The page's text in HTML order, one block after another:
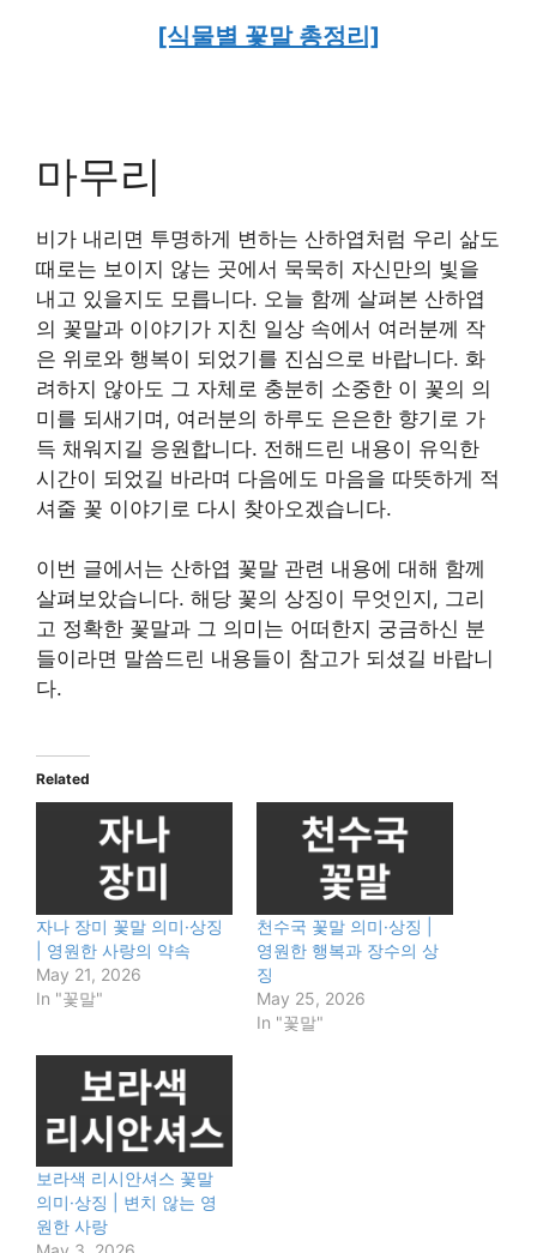
[식물별 꽃말 총정리]
마무리
비가 내리면 투명하게 변하는 산하엽처럼 우리 삶도
때로는 보이지 않는 곳에서 묵묵히 자신만의 빛을
내고 있을지도 모릅니다. 오늘 함께 살펴본 산하엽
의 꽃말과 이야기가 지친 일상 속에서 여러분께 작
은 위로와 행복이 되었기를 진심으로 바랍니다. 화
려하지 않아도 그 자체로 충분히 소중한 이 꽃의 의
미를 되새기며, 여러분의 하루도 은은한 향기로 가
득 채워지길 응원합니다. 전해드린 내용이 유익한
시간이 되었길 바라며 다음에도 마음을 따뜻하게 적
셔줄 꽃 이야기로 다시 찾아오겠습니다.
이번 글에서는 산하엽 꽃말 관련 내용에 대해 함께
살펴보았습니다. 해당 꽃의 상징이 무엇인지, 그리
고 정확한 꽃말과 그 의미는 어떠한지 궁금하신 분
들이라면 말씀드린 내용들이 참고가 되셨길 바랍니
다.
Related
자나 장미 꽃말 의미·상징
| 영원한 사랑의 약속
May 21, 2026
In "꽃말"
천수국 꽃말 의미·상징 |
영원한 행복과 장수의 상
징
May 25, 2026
In "꽃말"
보라색 리시안셔스 꽃말
의미·상징 | 변치 않는 영
원한 사랑